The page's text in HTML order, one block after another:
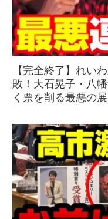
【完全終了】れい
敗！大石晃子・八
く票を削る最悪の